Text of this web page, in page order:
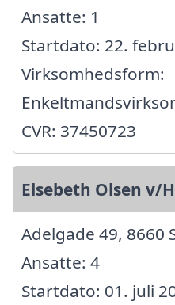
Ansatte: 1
Startdato: 22.
Virksomhedsform:
CVR: 37450723
Elsebeth Olsen v/
Adelgade 49, 8660
Ansatte: 4
Startdato: 01. juli